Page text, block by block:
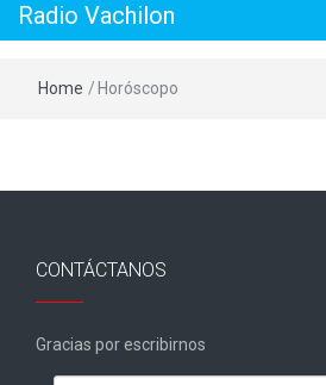
Radio Vachilon
Home / Horóscopo
CONTÁCTANOS
Gracias por escribirnos